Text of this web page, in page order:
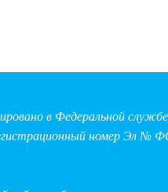
в Федеральной службе
номер Эл №